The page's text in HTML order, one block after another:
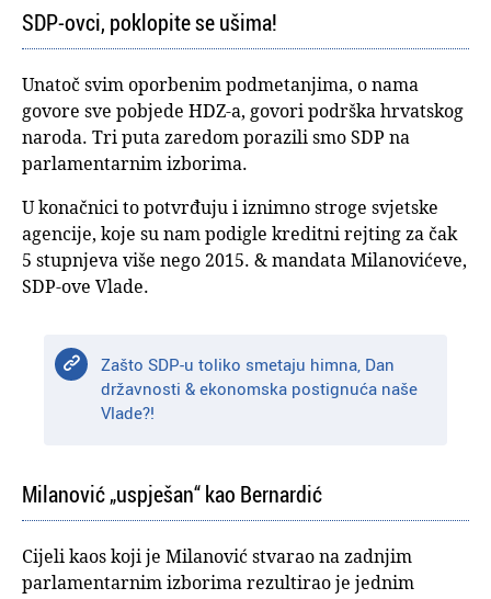
SDP-ovci, poklopite se ušima!
Unatoč svim oporbenim podmetanjima, o nama
govore sve pobjede HDZ-a, govori podrška hrvatskog
naroda. Tri puta zaredom porazili smo SDP na
parlamentarnim izborima.
U konačnici to potvrđuju i iznimno stroge svjetske
agencije, koje su nam podigle kreditni rejting za čak
5 stupnjeva više nego 2015. & mandata Milanovićeve,
SDP-ove Vlade.
Zašto SDP-u toliko smetaju himna, Dan
državnosti & ekonomska postignuća naše
Vlade?!
Milanović „uspješan“ kao Bernardić
Cijeli kaos koji je Milanović stvarao na zadnjim
parlamentarnim izborima rezultirao je jednim